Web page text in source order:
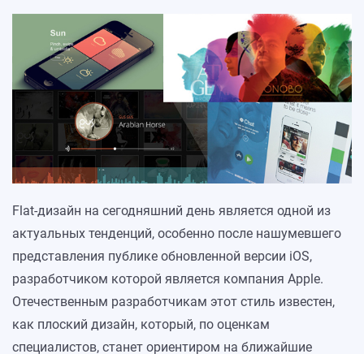
Flat-дизайн на сегодняшний день является одной из
актуальных тенденций, особенно после нашумевшего
представления публике обновленной версии iOS,
разработчиком которой является компания Apple.
Отечественным разработчикам этот стиль известен,
как плоский дизайн, который, по оценкам
специалистов, станет ориентиром на ближайшие